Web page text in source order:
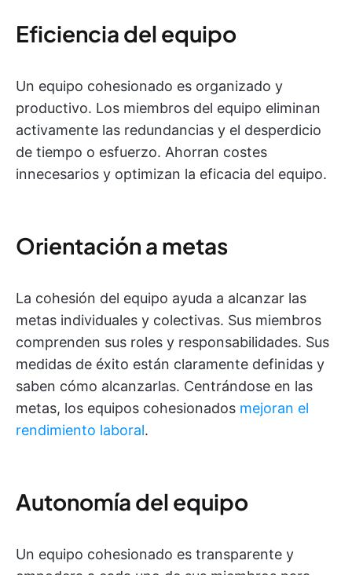
Eficiencia del equipo
Un equipo cohesionado es organizado y
productivo. Los miembros del equipo eliminan
activamente las redundancias y el desperdicio
de tiempo o esfuerzo. Ahorran costes
innecesarios y optimizan la eficacia del equipo.
Orientación a metas
La cohesión del equipo ayuda a alcanzar las
metas individuales y colectivas. Sus miembros
comprenden sus roles y responsabilidades. Sus
medidas de éxito están claramente definidas y
saben cómo alcanzarlas. Centrándose en las
metas, los equipos cohesionados mejoran el
rendimiento laboral.
Autonomía del equipo
Un equipo cohesionado es transparente y